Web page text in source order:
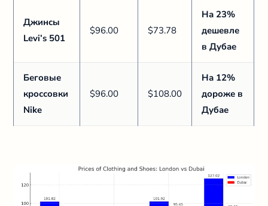
Джинсы
Levi’s 501
$96.00 $73.78
На 23%
дешевле
в Дубае
Беговые
кроссовки
Nike
$96.00 $108.00
На 12%
дороже в
Дубае